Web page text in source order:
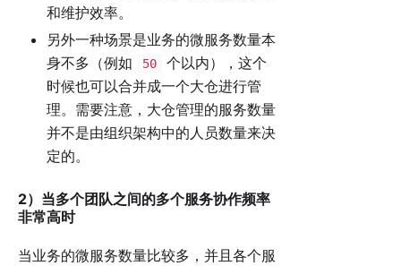
和维护效率。
另外一种场景是业务的微服务数量本
身不多（例如
50
个以内），这个
时候也可以合并成一个大仓进行管
理。需要注意，大仓管理的服务数量
并不是由组织架构中的人员数量来决
定的。
2）当多个团队之间的多个服务协作频率
非常高时
当业务的微服务数量比较多，并且各个服